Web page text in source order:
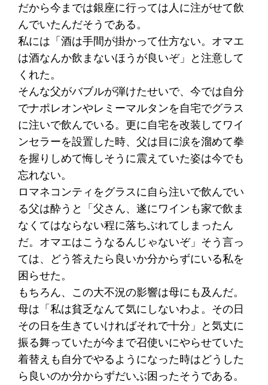
だから今までは銀座に行っては人に注がせて飲
んでいたんだそうである。
私には「酒は手間が掛かって仕方ない。オマエ
は酒なんか飲まないほうが良いぞ」と注意して
くれた。
そんな父がバブルが弾けたせいで、今では自分
でナポレオンやレミーマルタンを自宅でグラス
に注いで飲んでいる。更に自宅を改装してワイ
ンセラーを設置した時、父は目に涙を溜めて拳
を握りしめて悔しそうに震えていた姿は今でも
忘れない。
ロマネコンティをグラスに自ら注いで飲んでい
る父は酔うと「父さん、遂にワインも家で飲ま
なくてはならない程に落ちぶれてしまったん
だ。オマエはこうなるんじゃないぞ」そう言っ
ては、どう答えたら良いか分からずにいる私を
困らせた。
もちろん、この大不況の影響は母にも及んだ。
母は「私は貧乏なんて気にしないわよ。その日
その日を生きていければそれで十分」と気丈に
振る舞っていたが今まで召使いにやらせていた
着替えも自分でやるようになった時はどうした
ら良いのか分からずだいぶ困ったそうである。